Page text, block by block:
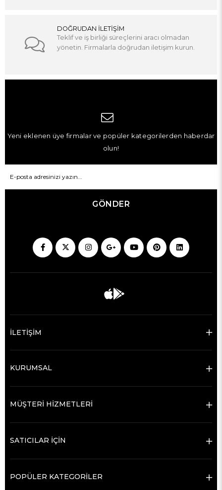
DOĞRUDAN İLETİŞİM
Teklif ve iş birliği süreçlerini aracı olmadan
yönetin. Firmalarla doğrudan iletişim kurun.
Yeni eklenen üye firmalar ve popüler kategorilerden haberdar
olun!
GÖNDER
İLETİŞİM
KURUMSAL
MÜŞTERİ HİZMETLERİ
SATICILAR İÇİN
POPÜLER KATEGORİLER